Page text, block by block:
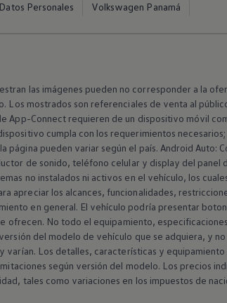
desde su
Personales Volkswagen Panamá
las imágenes pueden no corresponder a la
Los mostrados son referenciales de venta al
App-Connect requieren de un dispositivo móvil
cumpla con los requerimientos
página pueden variar según el país. Android
de sonido, teléfono celular y display del
no instalados ni activos en el vehículo, los
apreciar los alcances, funcionalidades,
en general. El vehículo podría presentar
ofrecen. No todo el equipamiento,
del modelo de vehículo que se adquiera, y
varían. Los detalles, características y
según versión del modelo. Los precios
tales como variaciones en los impuestos de